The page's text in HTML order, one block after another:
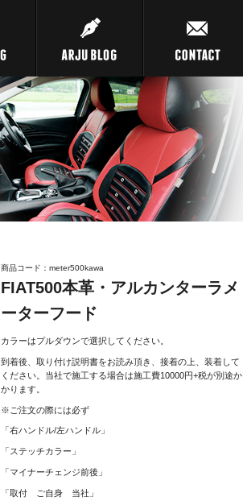
商品コード：meter500kawa
FIAT500本革・アルカンターラメ
ーターフード
カラーはプルダウンで選択してください。
到着後、取り付け説明書をお読み頂き、接着の上、装着して
ください。当社で施工する場合は施工費10000円+税が別途か
かります。
※ご注文の際には必ず
「右ハンドル/左ハンドル」
「ステッチカラー」
「マイナーチェンジ前後」
「取付 ご自身 当社」